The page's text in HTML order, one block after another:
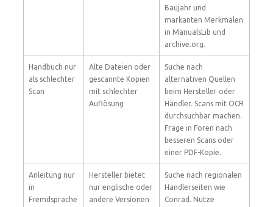
Baujahr und
markanten Merkmalen
in ManualsLib und
archive.org.
Handbuch nur
als schlechter
Scan
Alte Dateien oder
gescannte Kopien
mit schlechter
Auflösung
Suche nach
alternativen Quellen
beim Hersteller oder
Händler. Scans mit OCR
durchsuchbar machen.
Frage in Foren nach
besseren Scans oder
einer PDF-Kopie.
Anleitung nur
in
Fremdsprache
Hersteller bietet
nur englische oder
andere Versionen
Suche nach regionalen
Händlerseiten wie
Conrad. Nutze